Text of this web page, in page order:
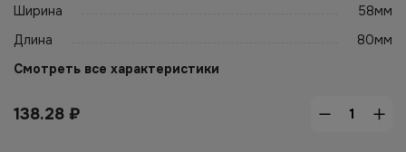
Ширина
58мм
Длина
80мм
Смотреть все характеристики
138.28 ₽